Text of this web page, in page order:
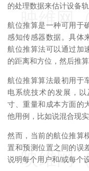
的处理数据来估计设备轨
航位推算是一种可用于
感知传感器数据。具体
航位推算法可以通过加
的距离和方位，然后推
航位推算算法最初用于
电系统技术的发展，
寸、重量和成本方面的
他用例，比如说混合现实
然而，当前的航位推算
置和预测位置之间的误
说明每个用户和/或每个
映维网
映维网